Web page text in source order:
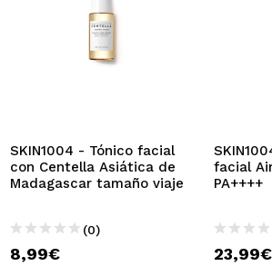
SKIN1004 - Tónico facial
con Centella Asiática de
Madagascar tamaño viaje
(0)
8,99€
facial
PA++++
23,99€